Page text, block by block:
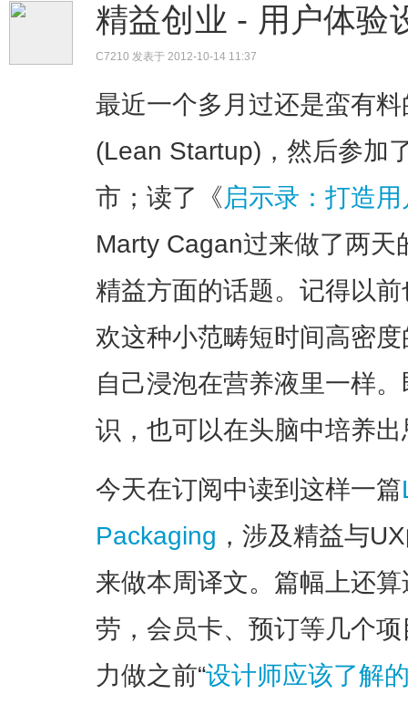
精益创业 - 用户体验
C7210 发表于 2012-10-14 11:37
最近一个多月过还是蛮有
(Lean Startup)，然后参加
市；读了《启示录：打造
Marty Cagan过来做了两
精益方面的话题。记得以前
欢这种小范畴短时间高密
自己浸泡在营养液里一样
识，也可以在头脑中培养
今天在订阅中读到这样一篇
Packaging ，涉及精益与
来做本周译文。篇幅上还
劳，会员卡、预订等几个
力做之前“设计师应该了解